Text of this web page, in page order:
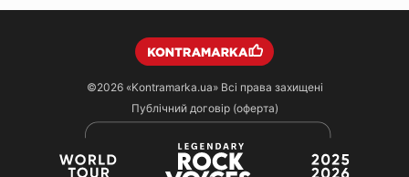
©2026 «Kontramarka.ua»Всі права захищені
Публічний договір (оферта)